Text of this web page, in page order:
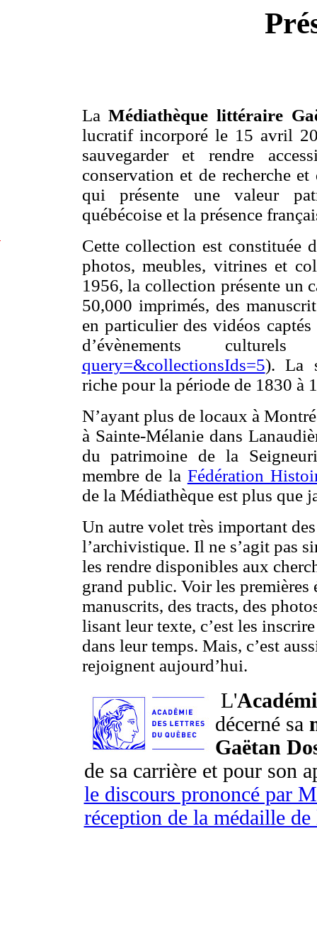
LaMédiathèque littéraire
lucratif incorporé le 15 avril
sauvegarder et rendre
conservation et de recherche
qui présente une valeur
québécoise et la présence
Cette collection est constituée
photos, meubles, vitrines et
1956, la collection présente un
50,000 imprimés, des
en particulier des vidéos
d’évènements
query=&collectionsIds=5). La
riche pour la période de 1830 à
N’ayant plus de locaux à
à Sainte-Mélanie dans
du patrimoine de la
membre de la Fédération
de la Médiathèque est plus que
Un autre volet très important
l’archivistique. Il ne s’agit pas
les rendre disponibles aux
grand public. Voir les
manuscrits, des tracts, des
lisant leur texte, c’est les
dans leur temps. Mais, c’est
rejoignent aujourd’hui.
L'
décerné sa
Gaëtan
de sa carrière et pour son
le discours prononcé par
réception de la médaille